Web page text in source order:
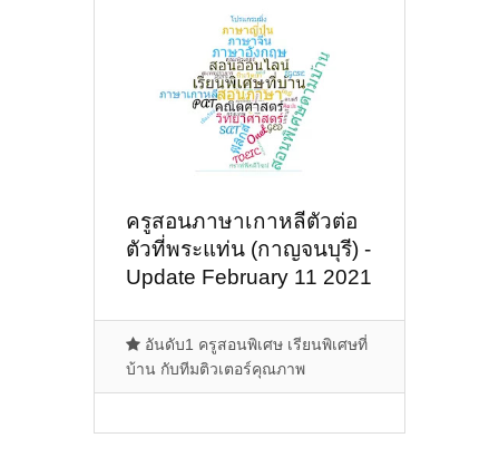
ครูสอนภาษาเกาหลีตัวต่อ
ตัวที่พระแท่น (กาญจนบุรี) -
Update February 11 2021
อันดับ1 ครูสอนพิเศษ เรียนพิเศษที่
บ้าน กับทีมติวเตอร์คุณภาพ